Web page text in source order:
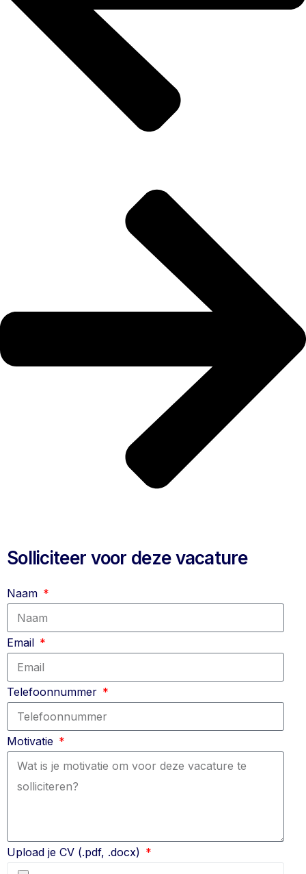
Solliciteer voor deze vacature
Naam
Email
Telefoonnummer
Motivatie
Upload je CV (.pdf, .docx)